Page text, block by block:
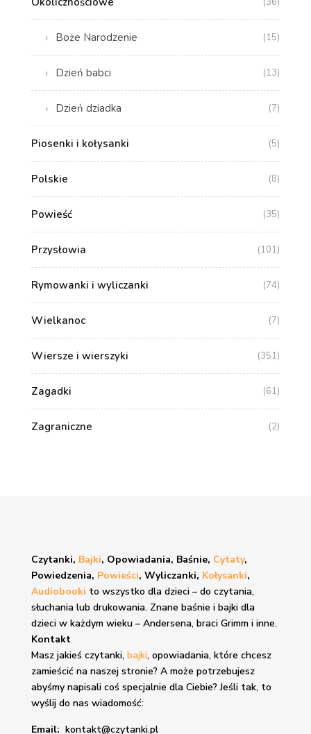
Boże Narodzenie (15)
Dzień babci (13)
Dzień dziadka (7)
Piosenki i kołysanki (5)
Polskie (8)
Powieść (35)
Przysłowia (101)
Rymowanki i wyliczanki (74)
Wielkanoc (7)
Wiersze i wierszyki (351)
Zagadki (61)
Zagraniczne (2)
Czytanki, Bajki, Opowiadania, Baśnie, Cytaty,
Powiedzenia, Powieści, Wyliczanki, Kołysanki,
Audiobooki to wszystko dla dzieci – do czytania,
słuchania lub drukowania. Znane baśnie i bajkidla
dzieci w każdym wieku – Andersena, braci Grimm i inne.
Kontakt
Masz jakieś czytanki, bajki, opowiadania, które chcesz
zamieścić na naszej stronie? A może potrzebujesz
abyśmy napisali coś specjalnie dla Ciebie? Jeśli tak, to
wyślij do nas wiadomość:
Email: kontakt@czytanki.pl